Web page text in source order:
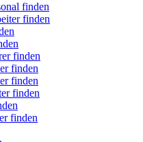
finden
finden
finden
finden
finden
finden
finden